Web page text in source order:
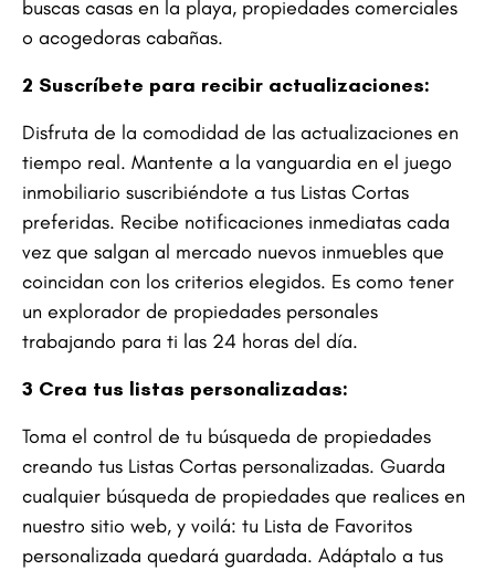
buscas casas en la playa, propiedades comerciales
o acogedoras cabañas.
2 Suscríbete para recibir actualizaciones:
Disfruta de la comodidad de las actualizaciones en
tiempo real. Mantente a la vanguardia en el juego
inmobiliario suscribiéndote a tus Listas Cortas
preferidas. Recibe notificaciones inmediatas cada
vez que salgan al mercado nuevos inmuebles que
coincidan con los criterios elegidos. Es como tener
un explorador de propiedades personales
trabajando para ti las 24 horas del día.
3 Crea tus listas personalizadas:
Toma el control de tu búsqueda de propiedades
creando tus Listas Cortas personalizadas. Guarda
cualquier búsqueda de propiedades que realices en
nuestro sitio web, y voilá: tu Lista de Favoritos
personalizada quedará guardada. Adáptalo a tus